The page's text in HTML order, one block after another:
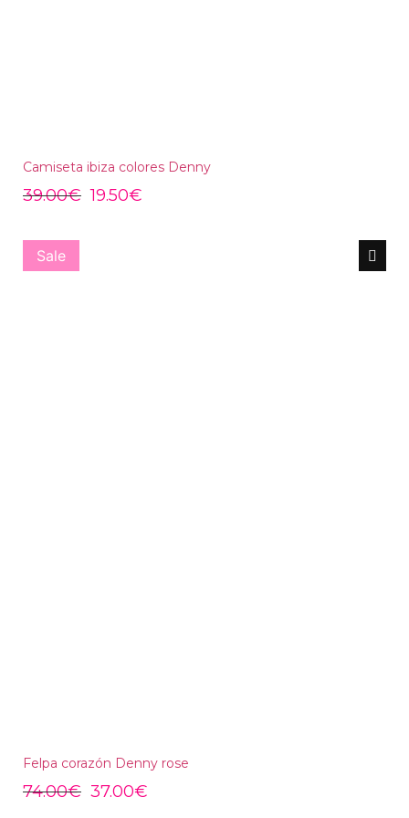
Camiseta ibiza colores Denny
39.00€ 19.50€
Sale
Felpa corazón Denny rose
74.00€ 37.00€